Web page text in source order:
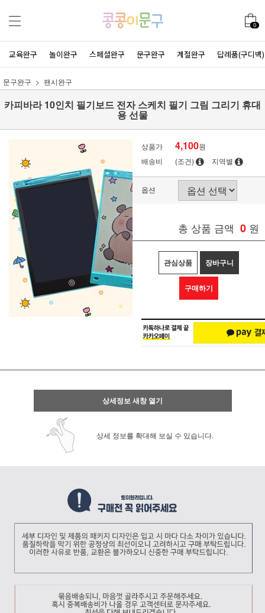
0
교육완구 놀이완구 스페셜완구 문구완구 계절완구 답례품(구디백)
문구완구 팬시완구
카피바라 10인치 필기보드 전자 스케치 필기 그림 그리기 휴대
용 선물
상품가 4,100원
배송비
(조건) 지역별
옵션
총 상품 금액 0 원
관심상품 장바구니
구매하기
상세정보 새창 열기
상세 정보를 확대해 보실 수 있습니다.